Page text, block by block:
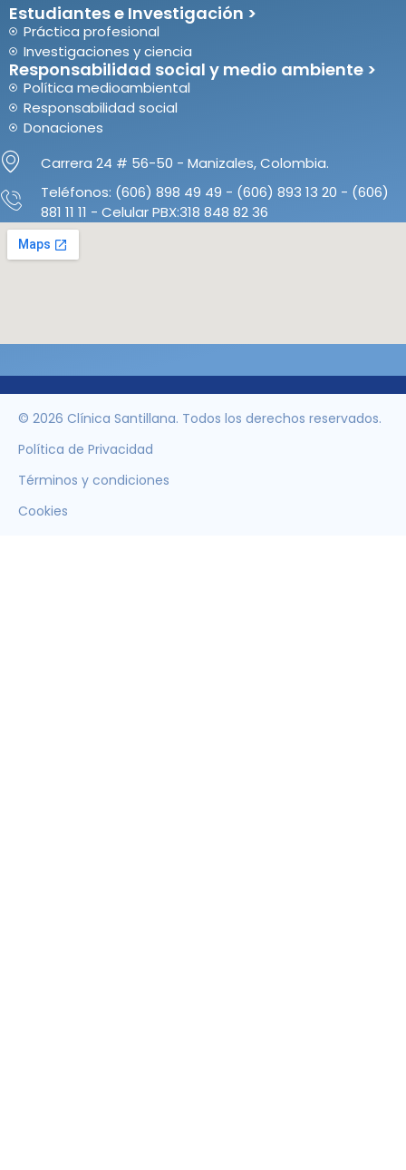
Estudiantes e Investigación >
Práctica profesional
Investigaciones y ciencia
Responsabilidad social y medio ambiente >
Política medioambiental
Responsabilidad social
Donaciones
Carrera 24 # 56-50 - Manizales, Colombia.
Teléfonos: (606) 898 49 49 - (606) 893 13 20 - (606)
881 11 11 - Celular PBX:318 848 82 36
© 2026 Clínica Santillana. Todos los derechos reservados.
Política de Privacidad
Términos y condiciones
Cookies